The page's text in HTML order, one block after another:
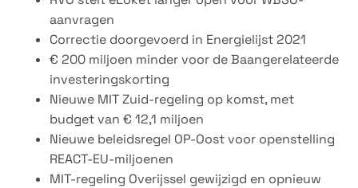
aanvragen
Correctie doorgevoerd in Energielijst 2021
€ 200 miljoen minder voor de Baangerelateerde
investeringskorting
Nieuwe MIT Zuid-regeling op komst, met
budget van € 12,1 miljoen
Nieuwe beleidsregel OP-Oost voor openstelling
REACT-EU-miljoenen
MIT-regeling Overijssel gewijzigd en opnieuw